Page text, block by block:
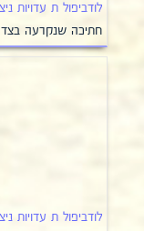
לודביפול ת עדויות
חתיכה שנקרעה
לודביפול ת עדויות